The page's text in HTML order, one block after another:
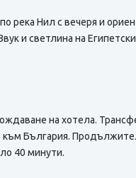
река Нил с вечеря и
и светлина на
на хотела.
към България.
40 минути.